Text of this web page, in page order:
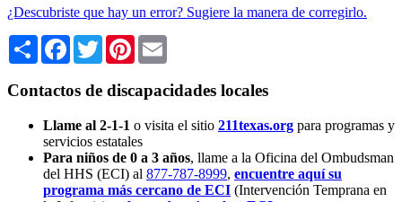
¿Descubriste que hay un error? Sugiere la manera de corregirlo.
Share Facebook
TwitterPinterest
Contactos de discapacidades locales
Llame al 2-1-1 o visita el sitio 211texas.org para programas y
servicios estatales
Para niños de 0 a 3 años, llame a la Oficina del Ombudsman
del HHS (ECI) al 877-787-8999, encuentre aquí su
programa más cercano de ECI (Intervención Temprana en